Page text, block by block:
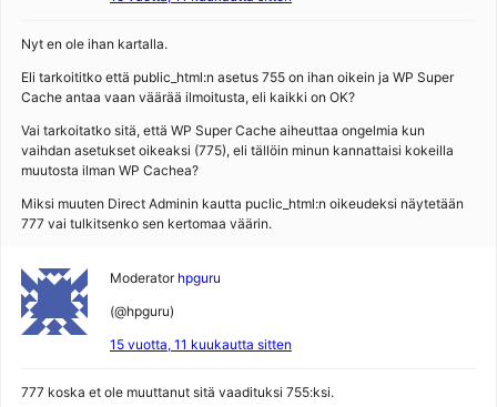
Nyt en ole ihan kartalla.
Eli tarkoititko että public_html:n asetus 755 on ihan oikein ja WP Super
Cache antaa vaan väärää ilmoitusta, eli kaikki on OK?
Vai tarkoitatko sitä, että WP Super Cache aiheuttaa ongelmia kun
vaihdan asetukset oikeaksi (775), eli tällöin minun kannattaisi kokeilla
muutosta ilman WP Cachea?
Miksi muuten Direct Adminin kautta puclic_html:n oikeudeksi näytetään
777 vai tulkitsenko sen kertomaa väärin.
Moderator hpguru
(@hpguru)
15 vuotta, 11 kuukautta sitten
777 koska et ole muuttanut sitä vaadituksi 755:ksi.